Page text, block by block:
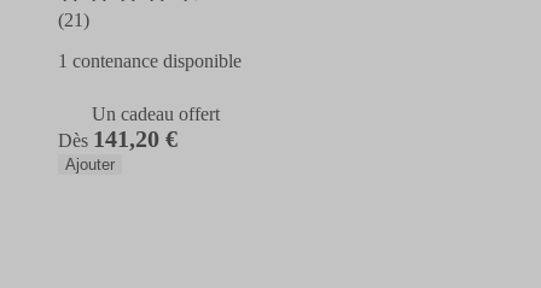
(21)
1 contenance disponible
Un cadeau offert
Dès 141,20 €
Ajouter